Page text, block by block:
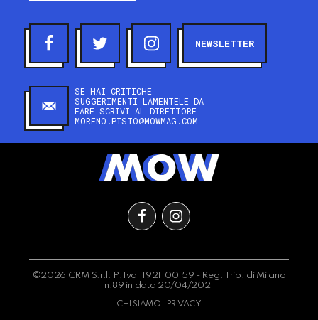
NEWSLETTER
SE HAI CRITICHE
SUGGERIMENTI LAMENTELE DA
FARE SCRIVI AL DIRETTORE
MORENO.PISTO@MOWMAG.COM
©2026 CRM S.r.l. P.Iva 11921100159 - Reg. Trib. di Milano
n.89 in data 20/04/2021
CHI SIAMO PRIVACY